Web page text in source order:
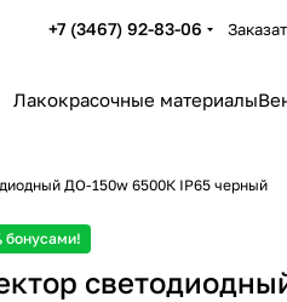
+7 (3467) 92-83-06
Лакокрасочные материалы
ДО-150w 6500К IP65 черный
бонусами!